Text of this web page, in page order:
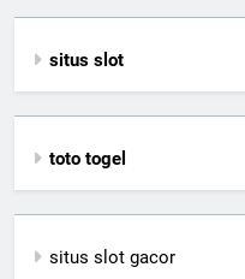
situs slot
toto togel
situs slot gacor